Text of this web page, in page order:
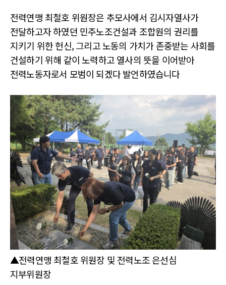
전력연맹 최철호 위원장은 추모사에서 김시자열사가
전달하고자 하였던 민주노조건설과 조합원의 권리를
지키기 위한 헌신, 그리고 노동의 가치가 존중받는 사회를
건설하기 위해 같이 노력하고 열사의 뜻을 이어받아
전력노동자로서 모범이 되겠다 발언하였습니다
▲전력연맹 최철호 위원장 및 전력노조 은선심
지부위원장